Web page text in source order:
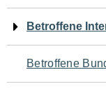
für
den
Betroffene
Betroffene